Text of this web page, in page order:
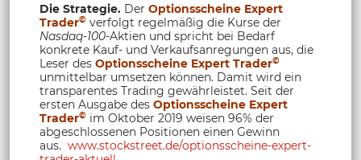
Die Strategie. Der Optionsscheine Expert
Trader© verfolgt regelmäßig die Kurse der
Nasdaq-100-Aktien und spricht bei Bedarf
konkrete Kauf- und Verkaufsanregungen aus, die
Leser des Optionsscheine Expert Trader©
unmittelbar umsetzen können. Damit wird ein
transparentes Trading gewährleistet. Seit der
ersten Ausgabe des Optionsscheine Expert
Trader© im Oktober 2019 weisen 96% der
abgeschlossenen Positionen einen Gewinn
aus. www.stockstreet.de/optionsscheine-expert-